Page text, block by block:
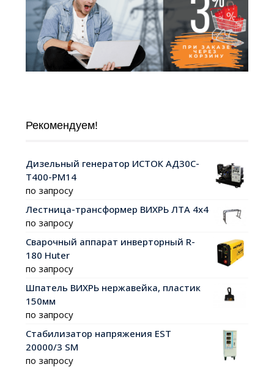
Рекомендуем!
Дизельный генератор ИСТОК АД30С-
Т400-РМ14
по запросу
Лестница-трансформер ВИХРЬ ЛТА 4х4
по запросу
Сварочный аппарат инверторный R-
180 Huter
по запросу
Шпатель ВИХРЬ нержавейка, пластик
150мм
по запросу
Стабилизатор напряжения EST
20000/3 SM
по запросу